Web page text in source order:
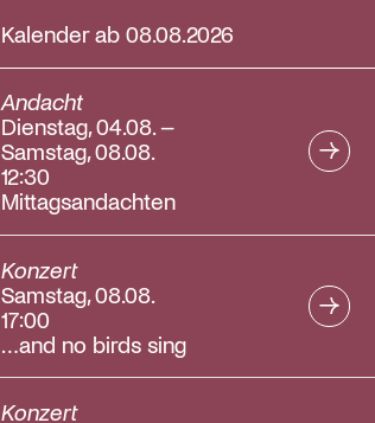
Kalender ab 08.08.2026
Andacht
Dienstag, 04.08. –
Samstag, 08.08.
12:30
Mittagsandachten
Konzert
Samstag, 08.08.
17:00
…and no birds sing
Konzert